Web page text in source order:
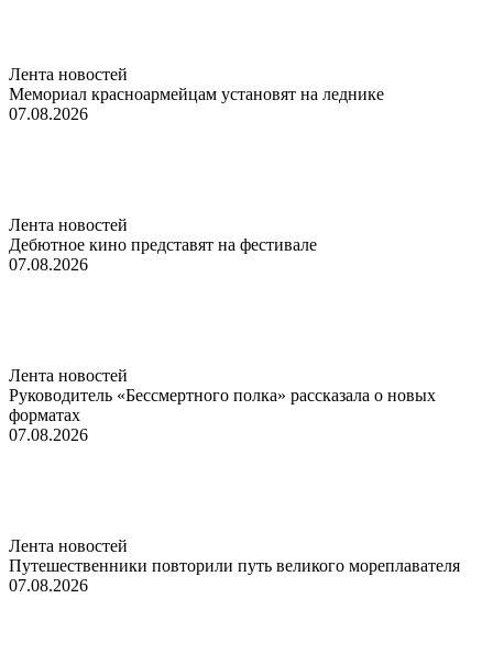
Лента новостей
Мемориал красноармейцам установят на леднике
07.08.2026
Лента новостей
Дебютное кино представят на фестивале
07.08.2026
Лента новостей
Руководитель «Бессмертного полка» рассказала о новых
форматах
07.08.2026
Лента новостей
Путешественники повторили путь великого мореплавателя
07.08.2026